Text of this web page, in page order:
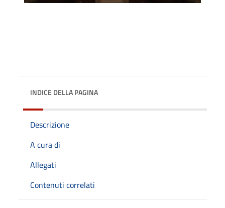
INDICE DELLA PAGINA
Descrizione
A cura di
Allegati
Contenuti correlati